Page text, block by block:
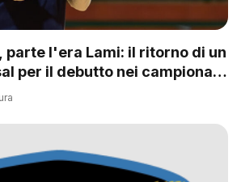
parte l'era Lami: il ritorno di un
per il debutto nei campionati